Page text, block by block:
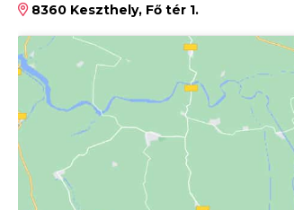
8360 Keszthely, Fő tér 1.